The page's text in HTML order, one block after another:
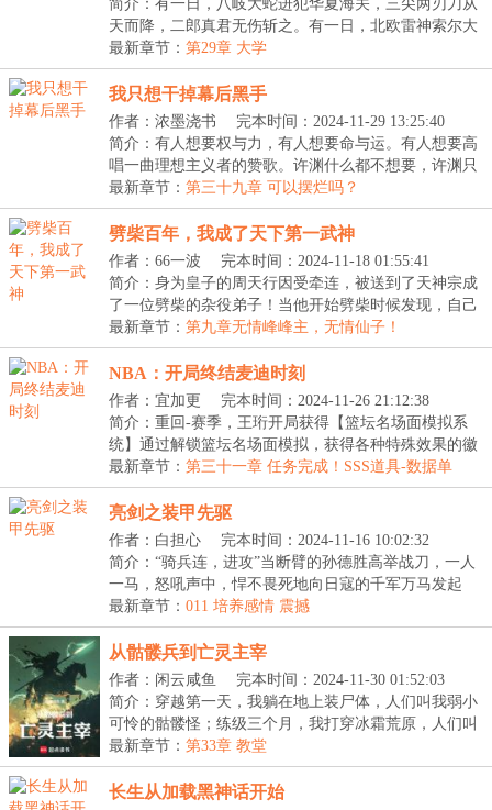
简介：有一日，八岐大蛇进犯华夏海关，三尖两刃刀从
天而降，二郎真君无伤斩之。有一日，北欧雷神索尔大
战...
最新章节： 第29章 大学
我只想干掉幕后黑手
作者：浓墨浇书
完本时间：2024-11-29 13:25:40
简介：有人想要权与力，有人想要命与运。有人想要高
唱一曲理想主义者的赞歌。许渊什么都不想要，许渊只
想...
最新章节： 第三十九章 可以摆烂吗？
劈柴百年，我成了天下第一武神
作者：66一波
完本时间：2024-11-18 01:55:41
简介：身为皇子的周天行因受牵连，被送到了天神宗成
了一位劈柴的杂役弟子！当他开始劈柴时候发现，自己
劈...
最新章节： 第九章无情峰峰主，无情仙子！
NBA：开局终结麦迪时刻
作者：宜加更
完本时间：2024-11-26 21:12:38
简介：重回-赛季，王珩开局获得【篮坛名场面模拟系
统】通过解锁篮坛名场面模拟，获得各种特殊效果的徽
章...
最新章节： 第三十一章 任务完成！SSS道具-数据单
亮剑之装甲先驱
作者：白担心
完本时间：2024-11-16 10:02:32
简介：“骑兵连，进攻”当断臂的孙德胜高举战刀，一人
一马，怒吼声中，悍不畏死地向日寇的千军万马发起
冲...
最新章节： 011 培养感情 震撼
从骷髅兵到亡灵主宰
作者：闲云咸鱼
完本时间：2024-11-30 01:52:03
简介：穿越第一天，我躺在地上装尸体，人们叫我弱小
可怜的骷髅怪；练级三个月，我打穿冰霜荒原，人们叫
我...
最新章节： 第33章 教堂
长生从加载黑神话开始